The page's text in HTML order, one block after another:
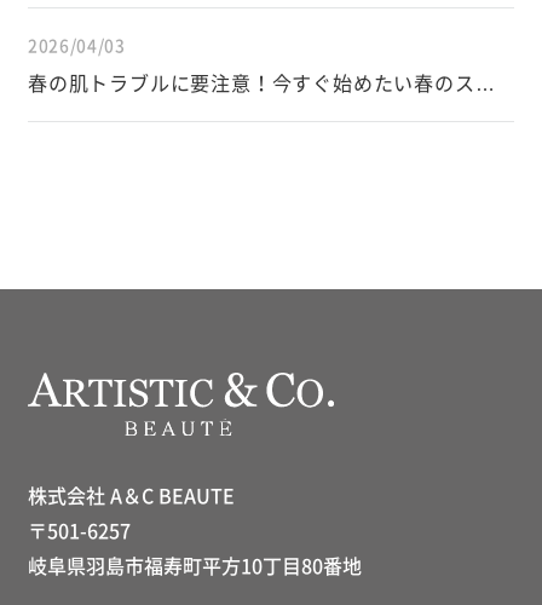
2026/04/03
春の肌トラブルに要注意！今すぐ始めたい春のスキ
株式会社 A＆C BEAUTE
〒501-6257
岐阜県羽島市福寿町平方10丁目80番地